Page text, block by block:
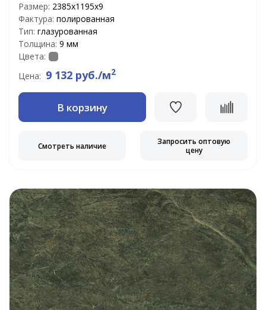
Размер: 2385х1195х9
Фактура: полированная
Тип: глазурованная
Толщина: 9 мм
Цвета:
Цена: 9 132 руб./м2
В корзину
Смотреть наличие
Запросить оптовую
цену